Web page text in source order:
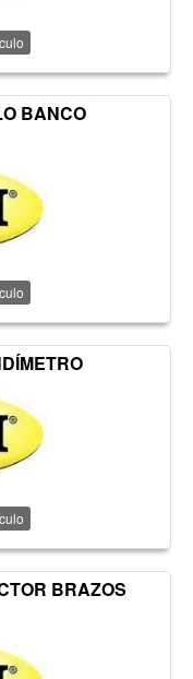
BANCO
BRAZOS